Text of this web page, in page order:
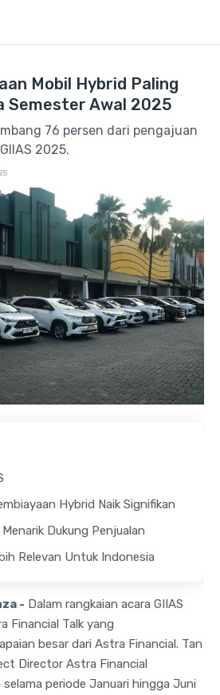
Mobil Hybrid Paling
Semester Awal 2025
76 persen dari pengajuan
2025.
Hybrid Naik Signifikan
Dukung Penjualan
Relevan Untuk Indonesia
- Dalam rangkaian acara GIIAS
Financial Talk yang
besar dari Astra Financial. Tan
Director Astra Financial
periode Januari hingga Juni